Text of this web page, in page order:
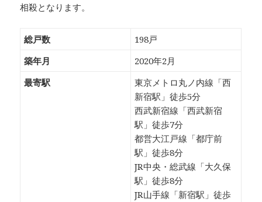
相殺となります。
総戸数
198戸
築年月
2020年2月
最寄駅
東京メトロ丸ノ内線「西
新宿駅」徒歩5分
西武新宿線「西武新宿
駅」徒歩7分
都営大江戸線「都庁前
駅」徒歩8分
JR中央・総武線「大久保
駅」徒歩8分
JR山手線「新宿駅」徒歩